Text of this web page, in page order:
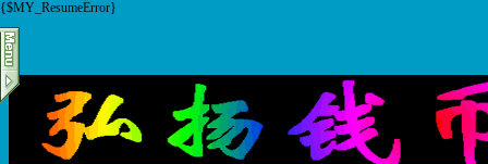
{$MY_ResumeError}